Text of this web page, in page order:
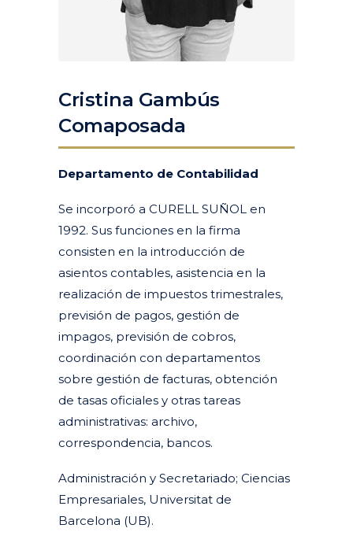
Cristina Gambús
Comaposada
Departamento de Contabilidad
Se incorporó a CURELL SUÑOL en
1992. Sus funciones en la firma
consisten en la introducción de
asientos contables, asistencia en la
realización de impuestos trimestrales,
previsión de pagos, gestión de
impagos, previsión de cobros,
coordinación con departamentos
sobre gestión de facturas, obtención
de tasas oficiales y otras tareas
administrativas: archivo,
correspondencia, bancos.
Administración y Secretariado; Ciencias
Empresariales, Universitat de
Barcelona (UB).